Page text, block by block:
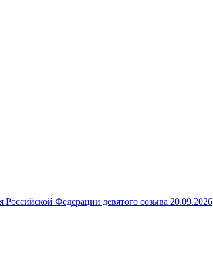
Федерации девятого созыва 20.09.2026